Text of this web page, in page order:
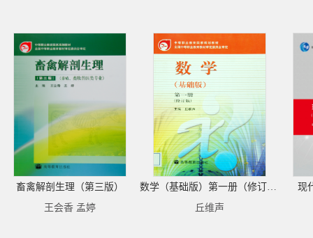
畜禽解剖生理（第三版）
王会香 孟婷
数学（基础版）第一册（修订版）
丘维声
现